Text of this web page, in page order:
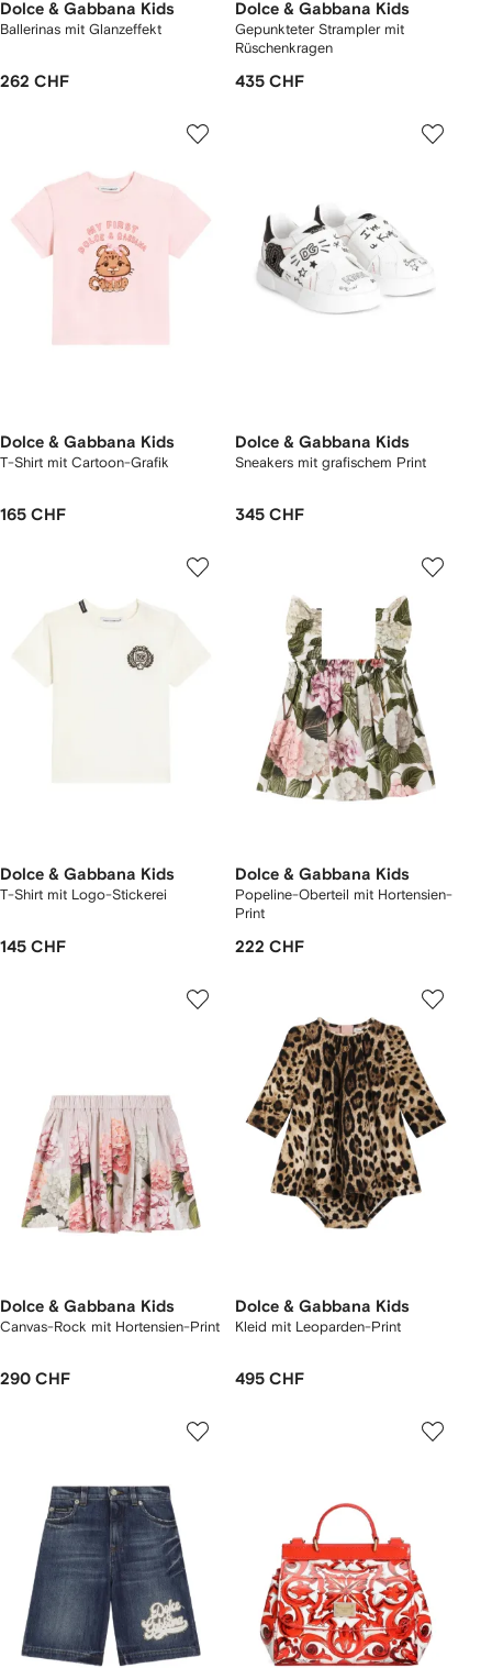
Dolce & Gabbana Kids
Ballerinas mit Glanzeffekt
262 CHF
Dolce & Gabbana Kids
Gepunkteter Strampler mit
Rüschenkragen
435 CHF
Dolce & Gabbana Kids
T-Shirt mit Cartoon-Grafik
165 CHF
Dolce & Gabbana Kids
Sneakers mit grafischem Print
345 CHF
Dolce & Gabbana Kids
T-Shirt mit Logo-Stickerei
145 CHF
Dolce & Gabbana Kids
Popeline-Oberteil mit Hortensien-
Print
222 CHF
Dolce & Gabbana Kids
Canvas-Rock mit Hortensien-Print
290 CHF
Dolce & Gabbana Kids
Kleid mit Leoparden-Print
495 CHF